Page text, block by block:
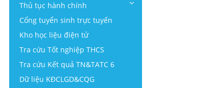
Thủ tục hành chính
Cổng tuyển sinh trực tuyến
Kho học liệu điện tử
Tra cứu Tốt nghiệp THCS
Tra cứu Kết quả TN&TATC 6
Dữ liệu KĐCLGD&CQG